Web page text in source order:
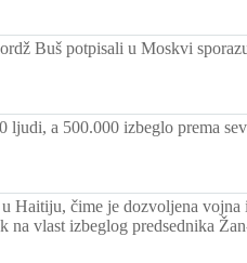
Buš potpisali u Moskvi
a 500.000 izbeglo prema
Haitiju, čime je dozvoljena vojna
vlast izbeglog predsednika